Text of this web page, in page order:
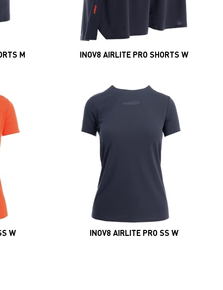
M INOV8 AIRLITE PRO SHORTS W
W INOV8 AIRLITE PRO SS W